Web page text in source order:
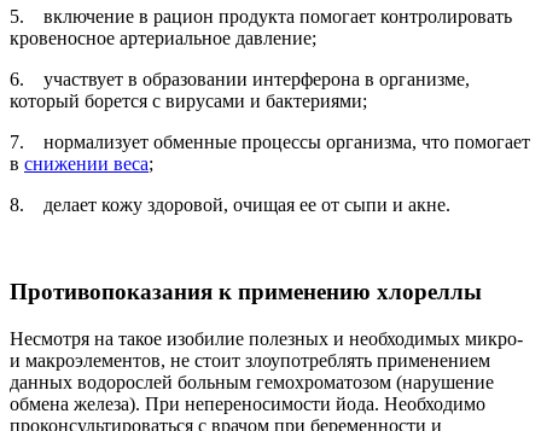
5. включение в рацион продукта помогает контролировать
кровеносное артериальное давление;
6. участвует в образовании интерферона в организме,
который борется с вирусами и бактериями;
7. нормализует обменные процессы организма, что помогает
в снижении веса;
8. делает кожу здоровой, очищая ее от сыпи и акне.
Противопоказания к применению хлореллы
Несмотря на такое изобилие полезных и необходимых микро-
и макроэлементов, не стоит злоупотреблять применением
данных водорослей больным гемохроматозом (нарушение
обмена железа). При непереносимости йода. Необходимо
проконсультироваться с врачом при беременности и